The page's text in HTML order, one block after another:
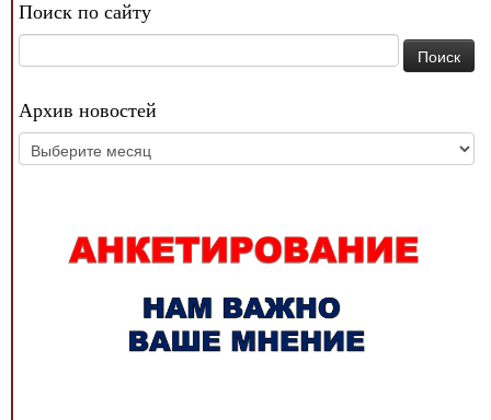
Поиск по сайту
Архив новостей
Архив
новостей